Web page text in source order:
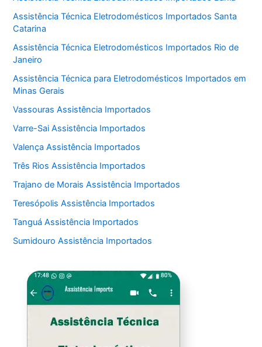
Assistência Técnica Eletrodomésticos Importados Santa
Catarina
Assistência Técnica Eletrodomésticos Importados Rio de
Janeiro
Assistência Técnica para Eletrodomésticos Importados em
Minas Gerais
Vassouras Assistência Importados
Varre-Sai Assistência Importados
Valença Assistência Importados
Três Rios Assistência Importados
Trajano de Morais Assistência Importados
Teresópolis Assistência Importados
Tanguá Assistência Importados
Sumidouro Assistência Importados